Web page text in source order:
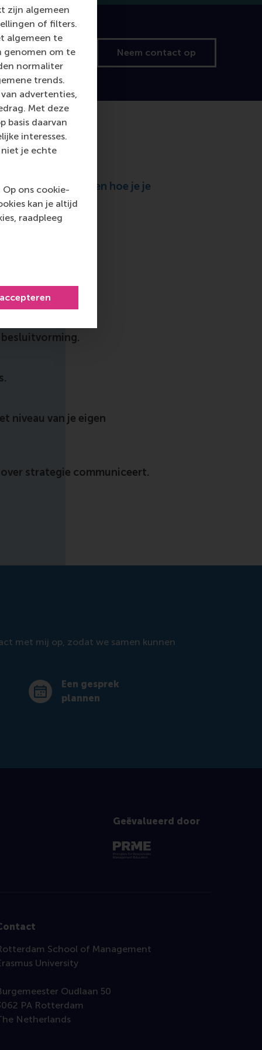
zijn algemeen
of filters.
algemeen te
genomen om te
normaliter
trends.
advertenties,
Met deze
basis daarvan
interesses.
niet je echte
ons cookie-
kan je altijd
raadpleeg
brochure aan Neem contact op
implementeert, en hoe je je
niveau van je eigen
strategie communiceert.
met mij op, zodat we samen kunnen
Maak een afspraak
Een gesprek
plannen
Geëvalueerd door
School of Management
University
Oudlaan 50
PA Rotterdam
Netherlands